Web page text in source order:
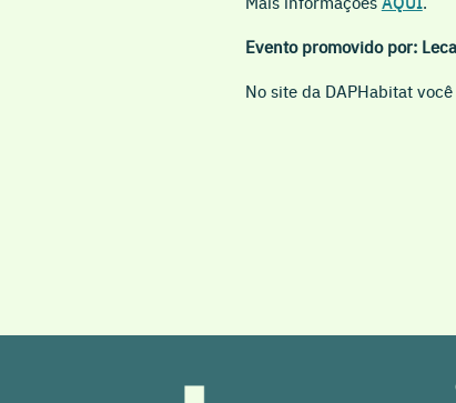
Evento promovido por:
No site da DAPHabitat